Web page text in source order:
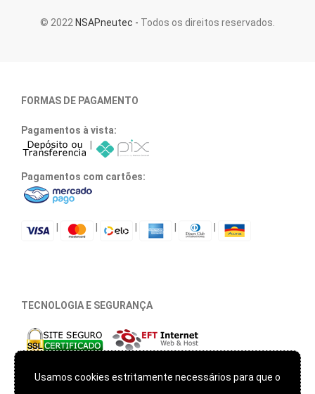
© 2022 NSAPneutec - Todos os direitos reservados.
FORMAS DE PAGAMENTO
Pagamentos à vista:
Pagamentos com cartões:
TECNOLOGIA E SEGURANÇA
*** Este site usa cookies apenas para lembrar seu login e
manutenção de sessão, não monitoramos sua navegação e
Usamos cookies estritamente necessários para que o